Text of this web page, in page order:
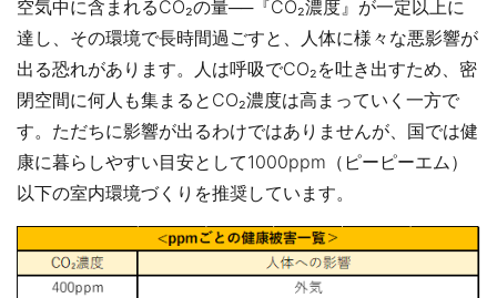
空気中に含まれるCO₂の量──『CO₂濃度』が一定以上に
達し、その環境で長時間過ごすと、人体に様々な悪影響が
出る恐れがあります。人は呼吸でCO₂を吐き出すため、密
閉空間に何人も集まるとCO₂濃度は高まっていく一方で
す。ただちに影響が出るわけではありませんが、国では健
康に暮らしやすい目安として1000ppm（ピーピーエム）
以下の室内環境づくりを推奨しています。